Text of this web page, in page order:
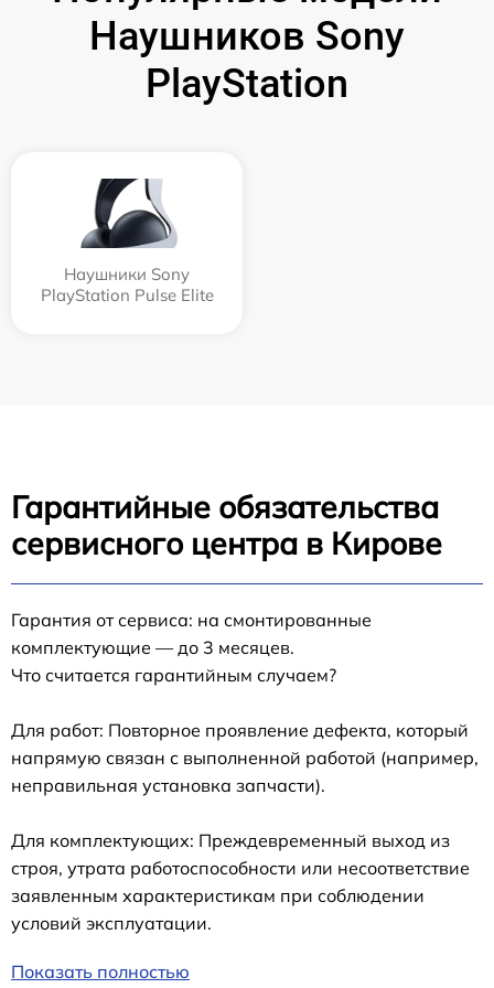
Наушников Sony
PlayStation
Наушники Sony
PlayStation Pulse Elite
Гарантийные обязательства
сервисного центра в Кирове
Гарантия от сервиса: на смонтированные
комплектующие — до 3 месяцев.
Что считается гарантийным случаем?
Для работ: Повторное проявление дефекта, который
напрямую связан с выполненной работой (например,
неправильная установка запчасти).
Для комплектующих: Преждевременный выход из
строя, утрата работоспособности или несоответствие
заявленным характеристикам при соблюдении
условий эксплуатации.
Показать полностью